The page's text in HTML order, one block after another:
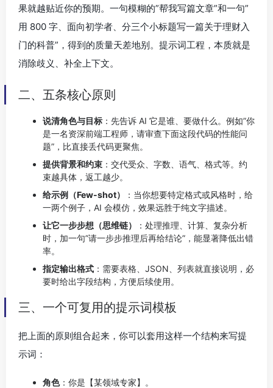
果就越贴近你的预期。一句模糊的”帮我写篇文章”和一句”
用 800 字、面向初学者、分三个小标题写一篇关于理财入
门的科普”，得到的质量天差地别。提示词工程，本质就是
消除歧义、补全上下文。
二、五条核心原则
说清角色与目标 ：先告诉 AI 它是谁、要做什么。例如”你
是一名资深前端工程师，请审查下面这段代码的性能问
题”，比直接丢代码更聚焦。
提供背景和约束 ：交代受众、字数、语气、格式等。约
束越具体，返工越少。
给示例（Few-shot）
：当你想要特定格式或风格时，给
一两个例子，AI 会模仿，效果远胜于纯文字描述。
让它一步步想（思维链）
：处理推理、计算、复杂分析
时，加一句”请一步步推理后再给结论”，能显著降低出错
率。
指定输出格式 ：需要表格、JSON、列表就直接说明，必
要时给出字段结构，方便后续使用。
三、一个可复用的提示词模板
把上面的原则组合起来，你可以套用这样一个结构来写提
示词：
角色：你是【某领域专家】。